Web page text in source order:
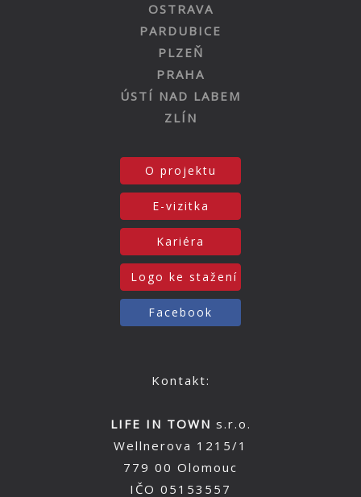
OSTRAVA
PARDUBICE
PLZEŇ
PRAHA
ÚSTÍ NAD LABEM
ZLÍN
O projektu
E-vizitka
Kariéra
Logo ke stažení
Facebook
Kontakt:
LIFE IN TOWN s.r.o.
Wellnerova 1215/1
779 00 Olomouc
IČO 05153557